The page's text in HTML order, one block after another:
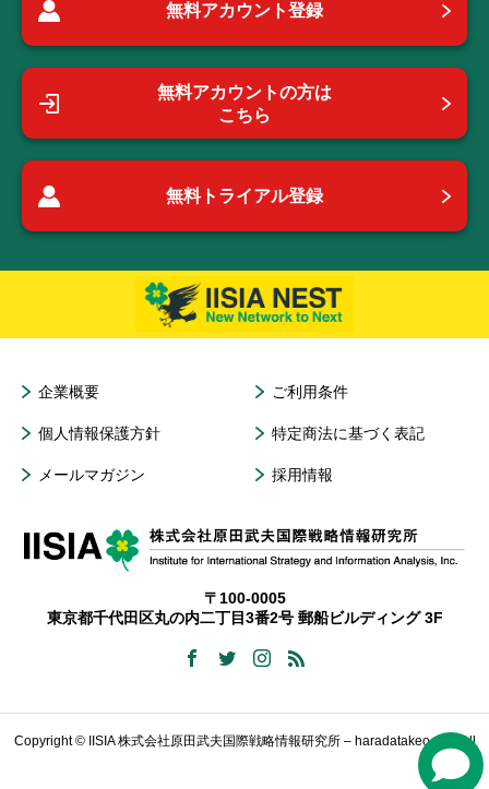
無料アカウント登録
無料アカウントの方は
こちら
無料トライアル登録
企業概要 ご利用条件
個人情報保護方針 特定商法に基づく表記
メールマガジン 採用情報
〒100-0005
東京都千代田区丸の内二丁目3番2号 郵船ビルディング 3F
Copyright © IISIA 株式会社原田武夫国際戦略情報研究所 – haradatakeo.com All